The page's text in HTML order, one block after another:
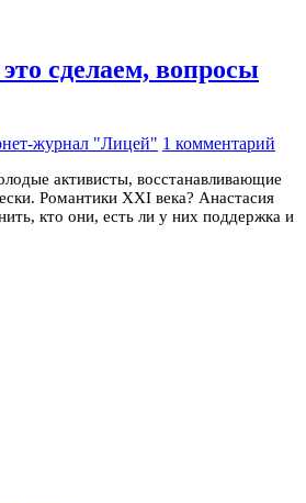
сделаем, вопросы
журнал "Лицей" 1 комментарий
активисты, восстанавливающие
Романтики XXI века? Анастасия
кто они, есть ли у них поддержка и